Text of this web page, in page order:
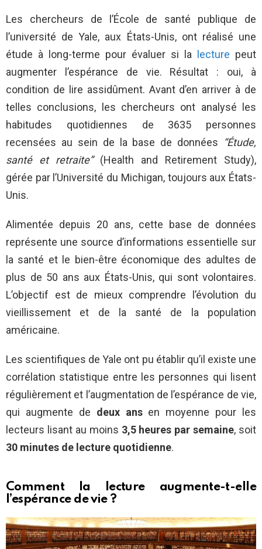
Les chercheurs de l’École de santé publique de
l’université de Yale, aux États-Unis, ont réalisé une
étude à long-terme pour évaluer si la lecture peut
augmenter l’espérance de vie. Résultat : oui, à
condition de lire assidûment. Avant d’en arriver à de
telles conclusions, les chercheurs ont analysé les
habitudes quotidiennes de 3635 personnes
recensées au sein de la base de données
“Étude,
santé et retraite”(Health and Retirement Study),
gérée par l’Université du Michigan, toujours aux États-
Unis.
Alimentée depuis 20 ans, cette base de données
représente une source d’informations essentielle sur
la santé et le bien-être économique des adultes de
plus de 50 ans aux États-Unis, qui sont volontaires.
L’objectif est de mieux comprendre l’évolution du
vieillissement et de la santé de la population
américaine.
Les scientifiques de Yale ont pu établir qu’il existe une
corrélation statistique entre les personnes qui lisent
régulièrement et l’augmentation de l’espérance de vie,
qui augmente de deux ansen moyenne pour les
lecteurs lisant au moins 3,5 heures par semaine, soit
30 minutes de lecture quotidienne.
Comment la lecture augmente-t-elle
l’espérance de vie ?